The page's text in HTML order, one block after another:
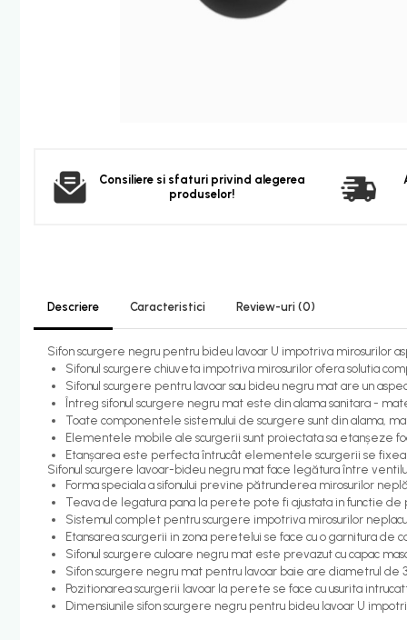
Corpuri Iluminat
Becuri
Calorifere electrice
Uscatoare senzor
Uscatoare de maini
Uscatoare tip Hotel
Instalatii sanitare - termice
Filtre apa
Racorduri alimentare
Robinet coltar
Organizare baie
Accesorii baie cromate
Consiliere si sfaturi privind alegerea
produselor!
Descriere Caracteristici Review-uri (0)
Sifon scurgere negru pentru bideu lavoar U impotriva mirosurilor
Sifonul scurgere chiuveta impotriva mirosurilor ofera solutia
Sifonul scurgere pentru lavoar sau bideu negru mat are un
Întreg sifonul scurgere negru mat este din alama sanitara -
Toate componentele sistemului de scurgere sunt din alama,
Elementele mobile ale scurgerii sunt proiectata sa etanșeze
Etanșarea este perfecta întrucât elementele scurgerii se
Sifonul scurgere lavoar-bideu negru mat face legătura între
Forma speciala a sifonului previne pătrunderea mirosurilor
Teava de legatura pana la perete pote fi ajustata in functie
Sistemul complet pentru scurgere impotriva mirosurilor
Etansarea scurgerii in zona peretelui se face cu o garnitura de
Sifonul scurgere culoare negru mat este prevazut cu capac
Sifon scurgere negru mat pentru lavoar baie are diametrul de
Pozitionarea scurgerii lavoar la perete se face cu usurita
Dimensiunile sifon scurgere negru pentru bideu lavoar U